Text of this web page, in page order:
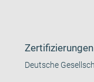
Zertifizierungen
Deutsche